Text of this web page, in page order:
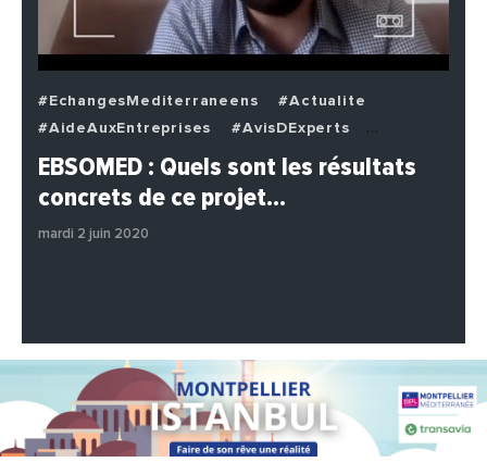
#EchangesMediterraneens
#Actualite
#AideAuxEntreprises
#AvisDExperts
#BuzzNews
#Decideurs
#Entreprises
#Institutions
EBSOMED : Quels sont les résultats
concrets de ce projet…
mardi 2 juin 2020